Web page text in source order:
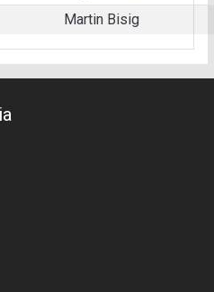
Martin Bisig